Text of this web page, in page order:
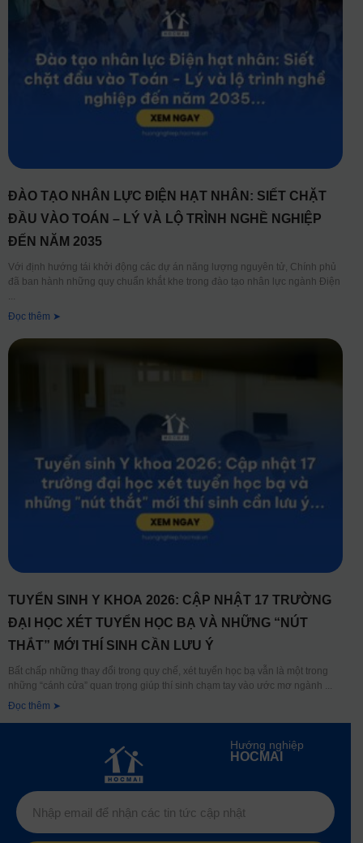
ĐÀO TẠO NHÂN LỰC ĐIỆN HẠT NHÂN: SIẾT CHẶT
ĐẦU VÀO TOÁN – LÝ VÀ LỘ TRÌNH NGHỀ NGHIỆP
ĐẾN NĂM 2035
Với định hướng tái khởi động các dự án năng lượng nguyên tử, Chính phủ
đã ban hành những quy chuẩn khắt khe trong đào tạo nhân lực ngành Điện
Đọc thêm ➤
TUYỂN SINH Y KHOA 2026: CẬP NHẬT 17 TRƯỜNG
ĐẠI HỌC XÉT TUYỂN HỌC BẠ VÀ NHỮNG “NÚT
THẮT” MỚI THÍ SINH CẦN LƯU Ý
Bất chấp những thay đổi trong quy chế, xét tuyển học bạ vẫn là một trong
những “cánh cửa” quan trọng giúp thí sinh chạm tay vào ước mơ ngành
Đọc thêm ➤
Hướng nghiệp
HOCMAI